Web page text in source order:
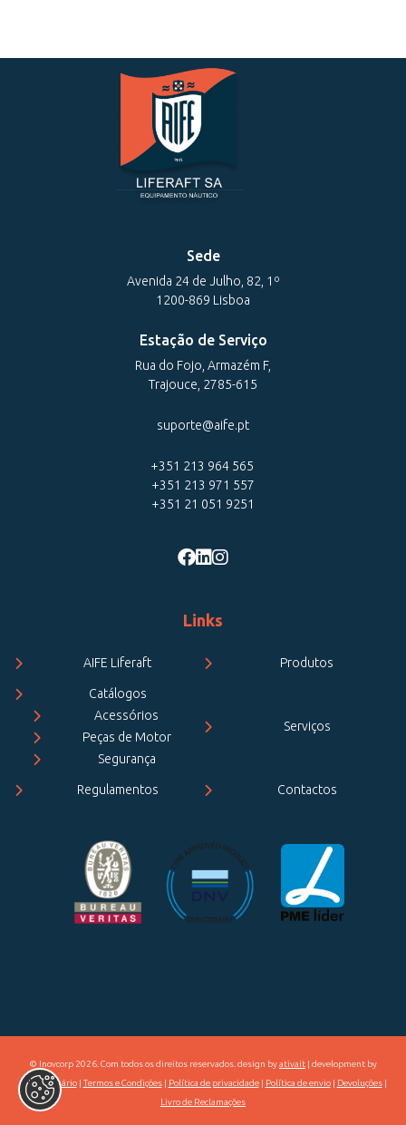
Sede
Avenida 24 de Julho, 82, 1º
1200-869 Lisboa
Estação de Serviço
Rua do Fojo, Armazém F,
Trajouce, 2785-615
suporte@aife.pt
+351 213 964 565
+351 213 971 557
+351 21 051 9251
Links
AIFE Liferaft Produtos
Catálogos
Acessórios
Peças de Motor
Segurança
Serviços
Regulamentos Contactos
© Inovcorp 2026. Com todos os direitos reservados. design byativait | development by
designbinário| Termos e Condições| Política de privacidade| Política de envio| Devoluções|
Livro de Reclamações